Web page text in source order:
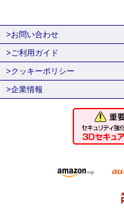
>お問い合わせ
>ご利用ガイド
>クッキーポリシー
>企業情報